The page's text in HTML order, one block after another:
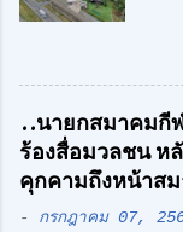
ห็
สไ
ศักดิ์
ศักดิ์
สมัย
ชั้น
..นายกสมาคมกี
ร้องสื่อมวลชน ห
คุกคามถึงหน้าส
- กรกฎาคม 07,